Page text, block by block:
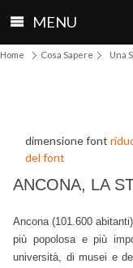
MENU
Home Cosa Sapere Una
dimensione font
del font
ANCONA, LA
Ancona (101.600
più popolosa e più
università, di musei e